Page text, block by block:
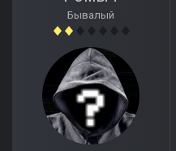
Бывалый